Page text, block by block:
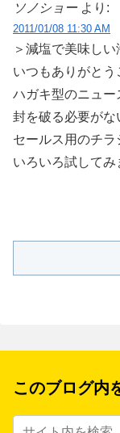
ソノショー より:
2011/01/08 11:30 AM
＞減塩で美味し
いつもありがとう
ハガキ型のニュー
封を破る必要がな
セールス用のチラ
いろいろ試してみ
このブログ内